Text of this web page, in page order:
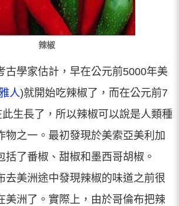
辣椒
古學家估計，早在公元前5000年美
人)就開始吃辣椒了，而在公元前7
生長了，所以辣椒可以說是人類種
物之一。最初發現於美索亞美利加
括了番椒、甜椒和墨西哥胡椒。
去美洲途中發現辣椒的味道之前很
美洲了。實際上，由於哥倫布把辣